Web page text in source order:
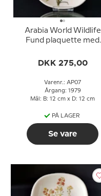
Arabia World Wildlife
Fund plaquette med
DKK 275,00
Varenr.: AP07
Årgang: 1979
Mål: B: 12 cm x D: 12 cm
PÅ LAGER
Se vare